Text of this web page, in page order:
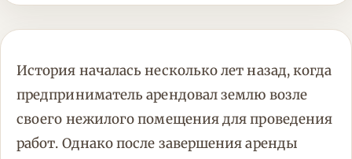
История началась несколько лет назад, когда
предприниматель арендовал землю возле
своего нежилого помещения для проведения
работ. Однако после завершения аренды